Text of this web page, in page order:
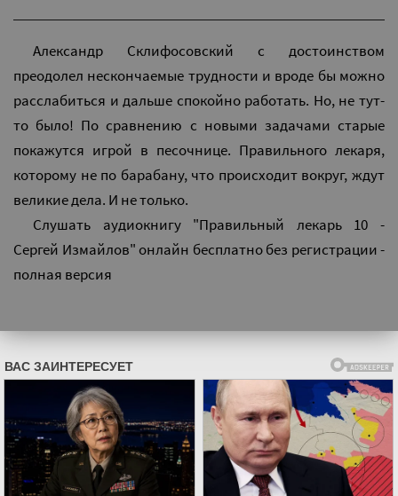
Александр Склифосовский с достоинством
преодолел нескончаемые трудности и вроде бы можно
расслабиться и дальше спокойно работать. Но, не тут-
то было! По сравнению с новыми задачами старые
покажутся игрой в песочнице. Правильного лекаря,
которому не по барабану, что происходит вокруг, ждут
великие дела. И не только.
Слушать аудиокнигу "Правильный лекарь 10 -
Сергей Измайлов" онлайн бесплатно без регистрации -
полная версия